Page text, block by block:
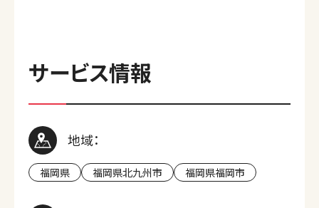
サービス情報
地域：
福岡県 福岡県北九州市 福岡県福岡市